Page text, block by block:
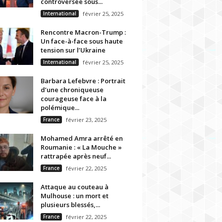
International février 25, 2025
Rencontre Macron-Trump :
Un face-à-face sous haute
tension sur l’Ukraine
International février 25, 2025
Barbara Lefebvre : Portrait
d’une chroniqueuse
courageuse face à la
polémique...
France février 23, 2025
Mohamed Amra arrêté en
Roumanie : « La Mouche »
rattrapée après neuf...
France février 22, 2025
Attaque au couteau à
Mulhouse : un mort et
plusieurs blessés,...
France février 22, 2025